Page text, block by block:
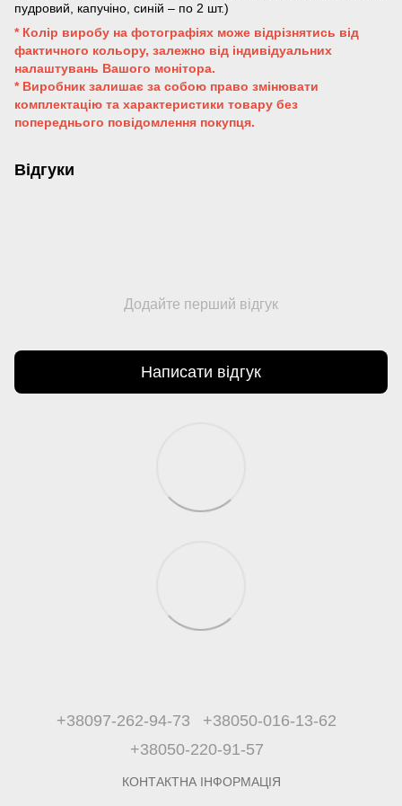
пудровий, капучіно, синій – по 2 шт.)
* Колір виробу на фотографіях може відрізнятись від
фактичного кольору, залежно від індивідуальних
налаштувань Вашого монітора.
* Виробник залишає за собою право змінювати
комплектацію та характеристики товару без
попереднього повідомлення покупця.
Відгуки
Додайте перший відгук
Написати відгук
+38097-262-94-73
+38050-016-13-62
+38050-220-91-57
КОНТАКТНА ІНФОРМАЦІЯ